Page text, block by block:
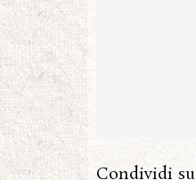
Condividi su